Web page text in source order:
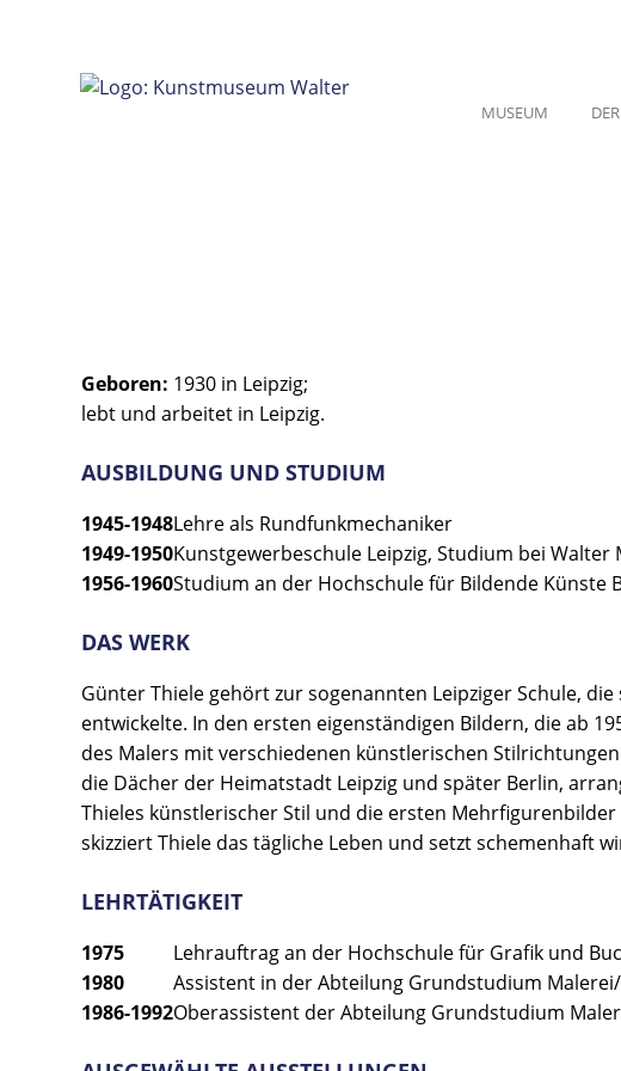
MUSEUM
Geboren: 1930 in Leipzig;
lebt und arbeitet in Leipzig.
AUSBILDUNG UND STUDIUM
1945-1948Lehre als Rundfunkmechaniker
1949-1950Kunstgewerbeschule Leipzig, Studium bei Walter
1956-1960Studium an der Hochschule für Bildende Künste
DAS WERK
Günter Thiele gehört zur sogenannten Leipziger Schule,
entwickelte. In den ersten eigenständigen Bildern, die ab
des Malers mit verschiedenen künstlerischen
die Dächer der Heimatstadt Leipzig und später Berlin,
Thieles künstlerischer Stil und die ersten
skizziert Thiele das tägliche Leben und setzt schemenhaft
LEHRTÄTIGKEIT
1975
Lehrauftrag an der Hochschule für Grafik und
1980
Assistent in der Abteilung Grundstudium
1986-1992Oberassistent der Abteilung Grundstudium